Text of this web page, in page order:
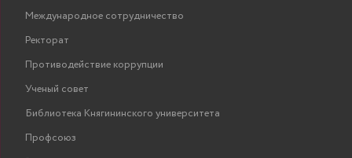
Международное сотрудничество
Ректорат
Противодействие коррупции
Ученый совет
Библиотека Княгининского университета
Профсоюз